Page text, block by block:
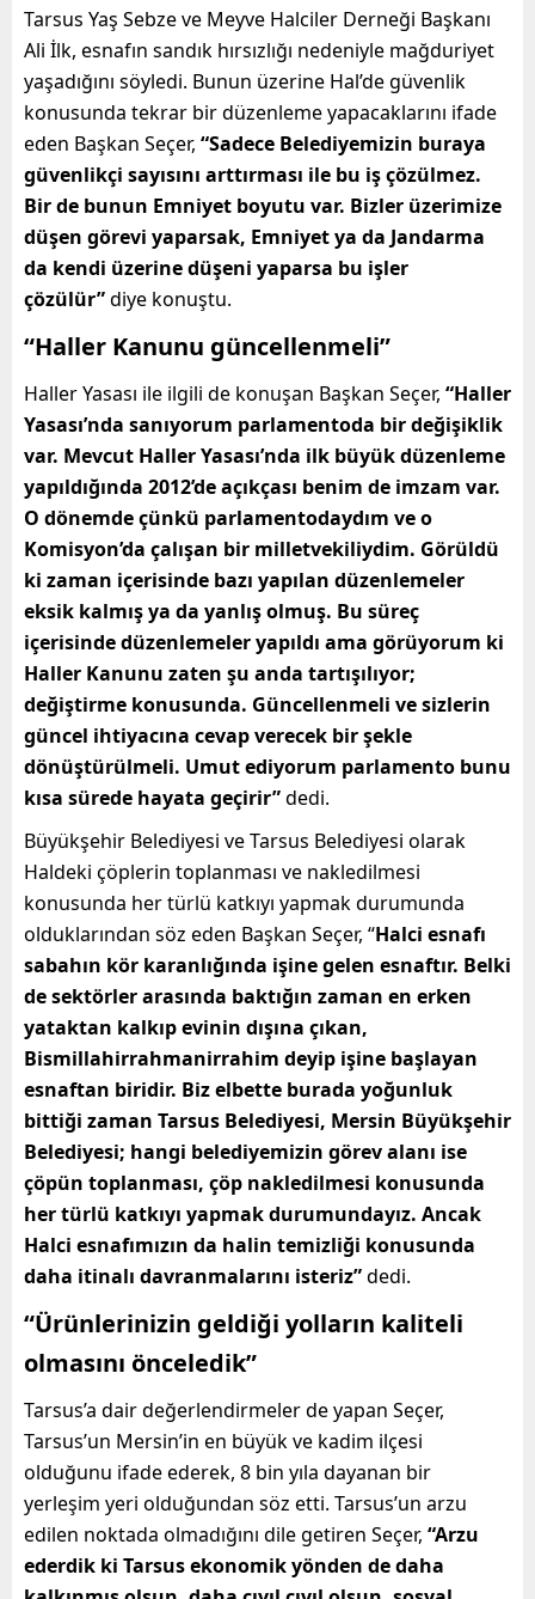
Tarsus Yaş Sebze ve Meyve Halciler Derneği Başkanı
Ali İlk, esnafın sandık hırsızlığı nedeniyle mağduriyet
yaşadığını söyledi. Bunun üzerine Hal’de güvenlik
konusunda tekrar bir düzenleme yapacaklarını ifade
eden Başkan Seçer, “Sadece Belediyemizin buraya
güvenlikçi sayısını arttırması ile bu iş çözülmez.
Bir de bunun Emniyet boyutu var. Bizler üzerimize
düşen görevi yaparsak, Emniyet ya da Jandarma
da kendi üzerine düşeni yaparsa bu işler
çözülür”diye konuştu.
“Haller Kanunu güncellenmeli”
Haller Yasası ile ilgili de konuşan Başkan Seçer, “Haller
Yasası’nda sanıyorum parlamentoda bir değişiklik
var. Mevcut Haller Yasası’nda ilk büyük düzenleme
yapıldığında 2012’de açıkçası benim de imzam var.
O dönemde çünkü parlamentodaydım ve o
Komisyon’da çalışan bir milletvekiliydim. Görüldü
ki zaman içerisinde bazı yapılan düzenlemeler
eksik kalmış ya da yanlış olmuş. Bu süreç
içerisinde düzenlemeler yapıldı ama görüyorum ki
Haller Kanunu zaten şu anda tartışılıyor;
değiştirme konusunda. Güncellenmeli ve sizlerin
güncel ihtiyacına cevap verecek bir şekle
dönüştürülmeli. Umut ediyorum parlamento bunu
kısa sürede hayata geçirir”dedi.
Büyükşehir Belediyesi ve Tarsus Belediyesi olarak
Haldeki çöplerin toplanması ve nakledilmesi
konusunda her türlü katkıyı yapmak durumunda
olduklarından söz eden Başkan Seçer, “Halci esnafı
sabahın kör karanlığında işine gelen esnaftır. Belki
de sektörler arasında baktığın zaman en erken
yataktan kalkıp evinin dışına çıkan,
Bismillahirrahmanirrahim deyip işine başlayan
esnaftan biridir. Biz elbette burada yoğunluk
bittiği zaman Tarsus Belediyesi, Mersin Büyükşehir
Belediyesi; hangi belediyemizin görev alanı ise
çöpün toplanması, çöp nakledilmesi konusunda
her türlü katkıyı yapmak durumundayız. Ancak
Halci esnafımızın da halin temizliği konusunda
daha itinalı davranmalarını isteriz”dedi.
“Ürünlerinizin geldiği yolların kaliteli
olmasını önceledik”
Tarsus’a dair değerlendirmeler de yapan Seçer,
Tarsus’un Mersin’in en büyük ve kadim ilçesi
olduğunu ifade ederek, 8 bin yıla dayanan bir
yerleşim yeri olduğundan söz etti. Tarsus’un arzu
edilen noktada olmadığını dile getiren Seçer, “Arzu
ederdik ki Tarsus ekonomik yönden de daha